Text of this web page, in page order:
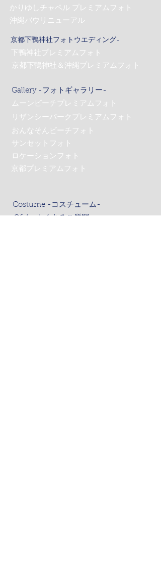
かりゆしチャペル プレミアムフォト
沖縄バウリニューアル
京都下鴨神社フォトウエディング-
下鴨神社プレミアムフォト
京都下鴨神社＆沖縄プレミアムフォト
Gallery -フォトギャラリー-
ムーンビーチプレミアムフォト
リザンシーパークプレミアムフォト
おんなそんビーチフォト
サンセットフォト
ロケーションフォト
京都プレミアムフォト
Costume -コスチューム-